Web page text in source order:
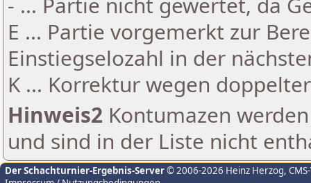
E ... Partie vorgemerkt zur
Einstiegselozahl in der
K ... Korrektur wegen
Hinweis2 Kontumazen
und sind in der Liste nicht
Der Schachturnier-Ergebnis-Server© 2006-2026 Heinz Herzog,